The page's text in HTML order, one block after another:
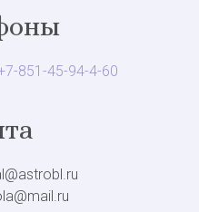
851-45-94-4-60